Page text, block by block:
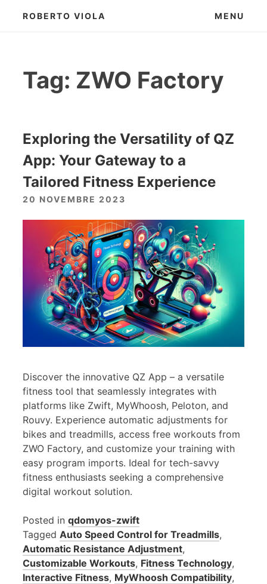
ROBERTO VIOLA MENU
Tag: ZWO Factory
Exploring the Versatility of QZ
App: Your Gateway to a
Tailored Fitness Experience
20 NOVEMBRE 2023
Discover the innovative QZ App – a versatile
fitness tool that seamlessly integrates with
platforms like Zwift, MyWhoosh, Peloton, and
Rouvy. Experience automatic adjustments for
bikes and treadmills, access free workouts from
ZWO Factory, and customize your training with
easy program imports. Ideal for tech-savvy
fitness enthusiasts seeking a comprehensive
digital workout solution.
Posted in qdomyos-zwift
Tagged Auto Speed Control for Treadmills,
Automatic Resistance Adjustment,
Customizable Workouts, Fitness Technology,
Interactive Fitness, MyWhoosh Compatibility,